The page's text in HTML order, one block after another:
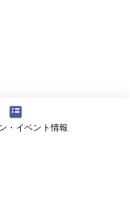
・イベント情報